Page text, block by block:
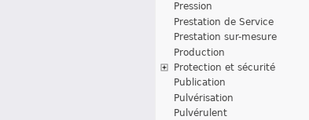
Pression
Prestation de Service
Prestation sur-mesure
Production
Protection et sécurité
Publication
Pulvérisation
Pulvérulent